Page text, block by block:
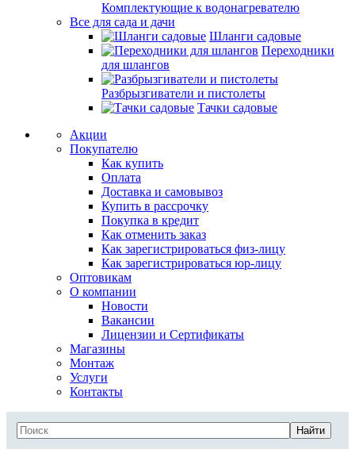
Комплектующие к водонагревателю
Все для сада и дачи
Шланги садовые
Переходники
для шлангов
Разбрызгиватели и пистолеты
Тачки садовые
Акции
Покупателю
Как купить
Оплата
Доставка и самовывоз
Купить в рассрочку
Покупка в кредит
Как отменить заказ
Как зарегистрироваться физ-лицу
Как зарегистрироваться юр-лицу
Оптовикам
О компании
Новости
Вакансии
Лицензии и Сертификаты
Магазины
Монтаж
Услуги
Контакты
Найти